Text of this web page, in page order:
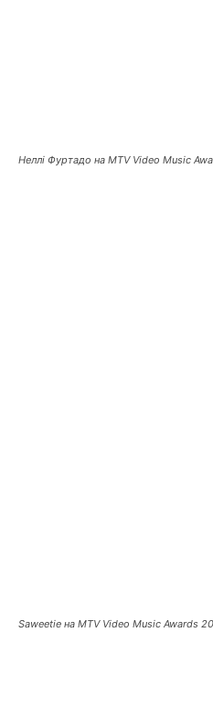
Неллі Фуртадо на MTV Video Music
Saweetie на MTV Video Music Awards